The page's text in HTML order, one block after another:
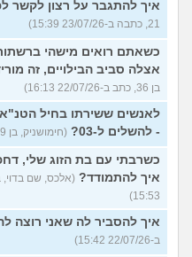
איך להתגבר על רצון לקשר
21, כתבה ב-23/07/26 15:39)
כשאתם רואים מישהי
אצלה סביב הבילויים, זה
בן 36, כתב ב-22/07/26 16:13)
לאנשים ששירתו בחיל
- להשלים ל-03?
(חימושניק, בן 19, כתב ב-22/07/26 16:04)
כשרבתי עם בת הזוג שלי,
איך להתמודד?
15:53)
איך להסביר לה שאני רוצה
ב-22/07/26 15:42)